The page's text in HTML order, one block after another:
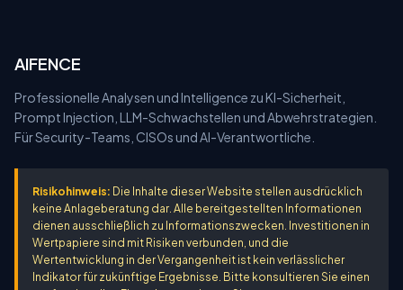
AIFENCE
Professionelle Analysen und Intelligence zu KI-Sicherheit,
Prompt Injection, LLM-Schwachstellen und Abwehrstrategien.
Für Security-Teams, CISOs und AI-Verantwortliche.
Risikohinweis: Die Inhalte dieser Website stellen ausdrücklich
keine Anlageberatung dar. Alle bereitgestellten Informationen
dienen ausschließlich zu Informationszwecken. Investitionen in
Wertpapiere sind mit Risiken verbunden, und die
Wertentwicklung in der Vergangenheit ist kein verlässlicher
Indikator für zukünftige Ergebnisse. Bitte konsultieren Sie einen